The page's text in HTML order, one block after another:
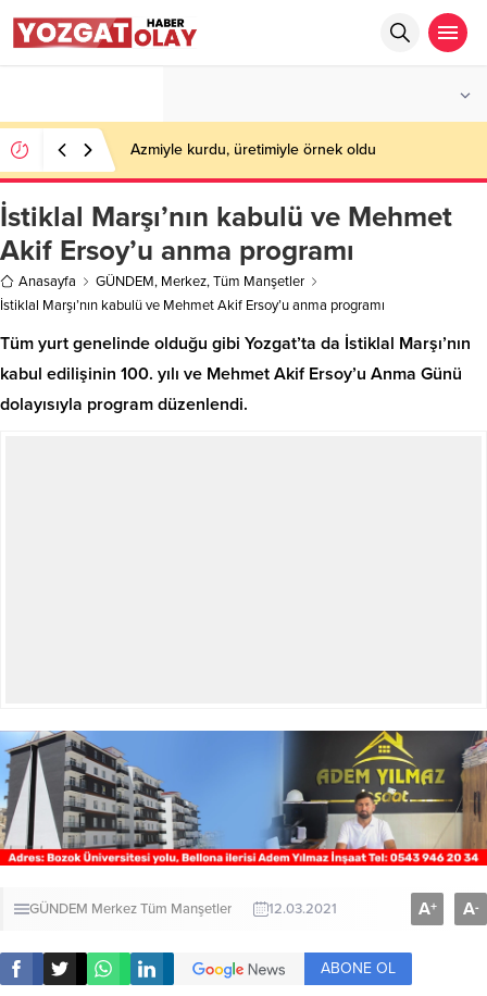
Azmiyle kurdu, üretimiyle örnek oldu
İstiklal Marşı’nın kabulü ve Mehmet
Akif Ersoy’u anma programı
Anasayfa GÜNDEM, Merkez,Tüm Manşetler
İstiklal Marşı’nın kabulü ve Mehmet Akif Ersoy’u anma programı
Tüm yurt genelinde olduğu gibi Yozgat’ta da İstiklal Marşı’nın
kabul edilişinin 100. yılı ve Mehmet Akif Ersoy’u Anma Günü
dolayısıyla program düzenlendi.
GÜNDEM MerkezTüm Manşetler 12.03.2021 A+ A-
ABONE OL